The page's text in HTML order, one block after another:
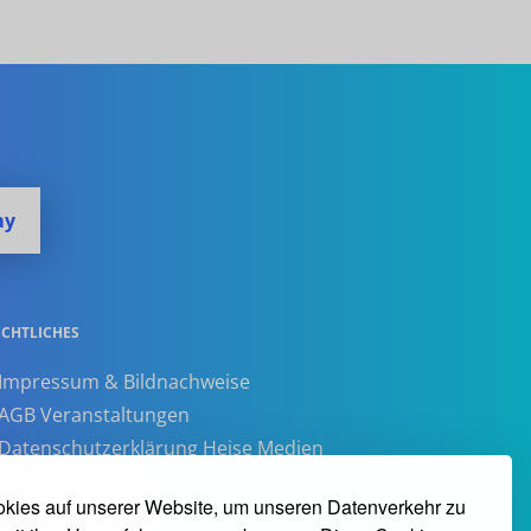
auf unserer Website, um unseren Datenverkehr zu
& Bildnachweise
Veranstaltungen
Heise Medien
Einstellungen ändern